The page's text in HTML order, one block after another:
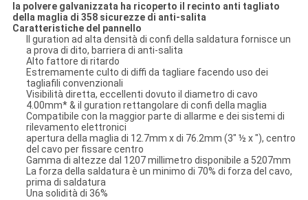
la polvere galvanizzata ha ricoperto il recinto anti tagliato
della maglia di 358 sicurezze di anti-salita
Caratteristiche del pannello
Il guration ad alta densità di confi della saldatura fornisce un
a prova di dito, barriera di anti-salita
Alto fattore di ritardo
Estremamente culto di diffi da tagliare facendo uso dei
tagliafili convenzionali
Visibilità diretta, eccellenti dovuto il diametro di cavo
4.00mm* & il guration rettangolare di confi della maglia
Compatibile con la maggior parte di allarme e dei sistemi di
rilevamento elettronici
apertura della maglia di 12.7mm x di 76.2mm (3" ½ x "), centro
del cavo per fissare centro
Gamma di altezze dal 1207 millimetro disponibile a 5207mm
La forza della saldatura è un minimo di 70% di forza del cavo,
prima di saldatura
Una solidità di 36%